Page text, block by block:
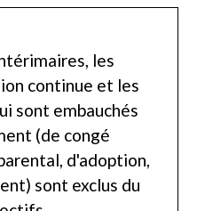
les
continue et les
sont embauchés
(de congé
d'adoption,
sont exclus du